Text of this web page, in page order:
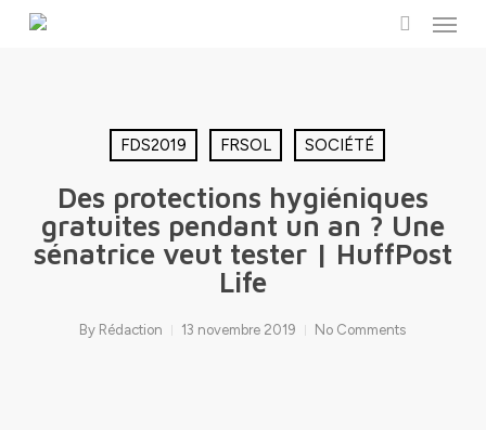
Menu
FDS2019 FRSOL SOCIÉTÉ
Des protections hygiéniques
gratuites pendant un an ? Une
sénatrice veut tester | HuffPost
Life
By Rédaction 13 novembre 2019 No Comments